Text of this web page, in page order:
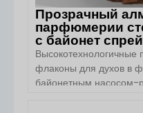
Прозрачный
парфюмерии
с байонет
Высокотехнологичные
флаконы для духов в
байонетным